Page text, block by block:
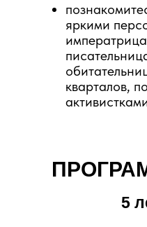
яркими
кварталов,
5